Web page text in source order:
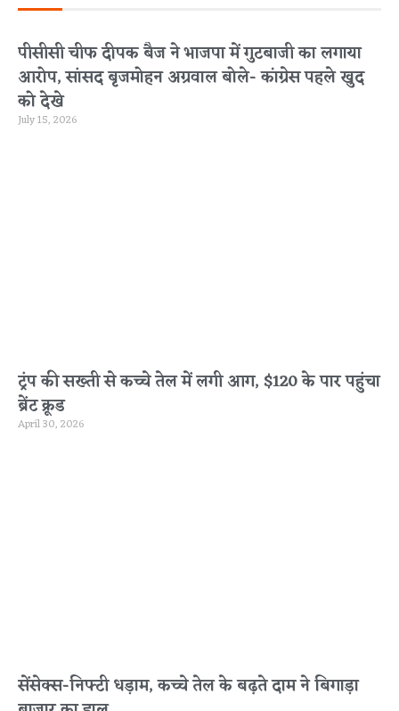
पीसीसी चीफ दीपक बैज ने भाजपा में गुटबाजी का लगाया
आरोप, सांसद बृजमोहन अग्रवाल बोले- कांग्रेस पहले खुद
को देखे
July 15, 2026
ट्रंप की सख्ती से कच्चे तेल में लगी आग, $120 के पार पहुंचा
ब्रेंट क्रूड
April 30, 2026
सेंसेक्स-निफ्टी धड़ाम, कच्चे तेल के बढ़ते दाम ने बिगाड़ा